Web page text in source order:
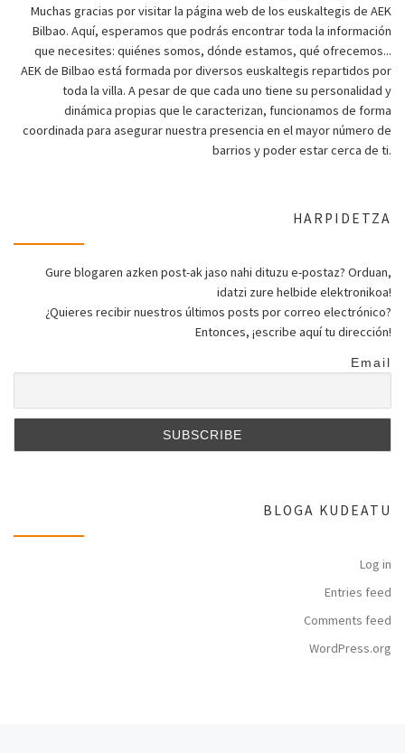
Muchas gracias por visitar la página web de los euskaltegis de AEK
Bilbao. Aquí, esperamos que podrás encontrar toda la información
que necesites: quiénes somos, dónde estamos, qué ofrecemos...
AEK de Bilbao está formada por diversos euskaltegis repartidos por
toda la villa. A pesar de que cada uno tiene su personalidad y
dinámica propias que le caracterizan, funcionamos de forma
coordinada para asegurar nuestra presencia en el mayor número de
barrios y poder estar cerca de ti.
HARPIDETZA
Gure blogaren azken post-ak jaso nahi dituzu e-postaz? Orduan,
idatzi zure helbide elektronikoa!
¿Quieres recibir nuestros últimos posts por correo electrónico?
Entonces, ¡escribe aquí tu dirección!
Email
BLOGA KUDEATU
Log in
Entries feed
Comments feed
WordPress.org